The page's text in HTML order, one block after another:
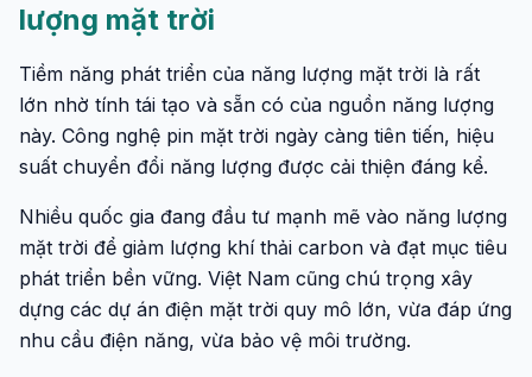
lượng mặt trời
Tiềm năng phát triển của năng lượng mặt trời là rất
lớn nhờ tính tái tạo và sẵn có của nguồn năng lượng
này. Công nghệ pin mặt trời ngày càng tiên tiến, hiệu
suất chuyển đổi năng lượng được cải thiện đáng kể.
Nhiều quốc gia đang đầu tư mạnh mẽ vào năng lượng
mặt trời để giảm lượng khí thải carbon và đạt mục tiêu
phát triển bền vững. Việt Nam cũng chú trọng xây
dựng các dự án điện mặt trời quy mô lớn, vừa đáp ứng
nhu cầu điện năng, vừa bảo vệ môi trường.